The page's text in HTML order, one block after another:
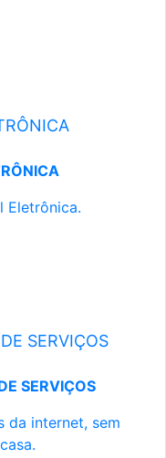
Eletrônica.
SERVIÇOS
SERVIÇOS
da internet, sem